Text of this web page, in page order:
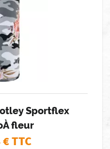
Sportflex
fleur
€ TTC